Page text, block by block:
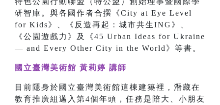
研智庫。與各國作者合撰《City at Eye Level
for Kids》、《反造再起：城市共生ING》、
《公園遊戲力》及《45 Urban Ideas for Ukraine
— and Every Other City in the World》等書。
國立臺灣美術館 黃莉婷 講師
目前隱身於國立臺灣美術館這棟建築裡，潛藏在
教育推廣組邁入第4個年頭，任務是陪大、小朋友